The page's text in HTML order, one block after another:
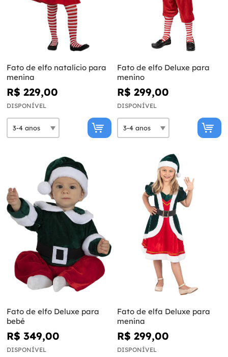
Fato de elfo natalício para
menina
R$ 229,00
DISPONÍVEL
Fato de elfo Deluxe para
menino
R$ 299,00
DISPONÍVEL
Fato de elfo Deluxe para
bebé
R$ 349,00
DISPONÍVEL
Fato de elfa Deluxe para
menina
R$ 299,00
DISPONÍVEL